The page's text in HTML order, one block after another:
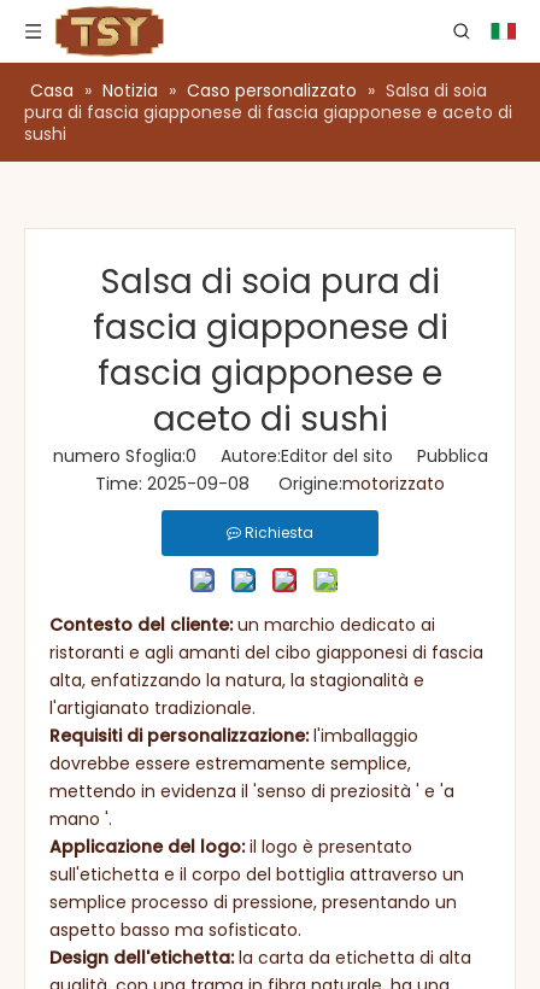
Casa » Notizia » Caso personalizzato » Salsa di soia
pura di fascia giapponese di fascia giapponese e aceto di
sushi
Salsa di soia pura di
fascia giapponese di
fascia giapponese e
aceto di sushi
numero Sfoglia:0 Autore:Editor del sito Pubblica
Time: 2025-09-08 Origine:motorizzato
Richiesta
Contesto del cliente:un marchio dedicato ai
ristoranti e agli amanti del cibo giapponesi di fascia
alta, enfatizzando la natura, la stagionalità e
l'artigianato tradizionale.
Requisiti di personalizzazione:l'imballaggio
dovrebbe essere estremamente semplice,
mettendo in evidenza il 'senso di preziosità ' e 'a
mano '.
Applicazione del logo:il logo è presentato
sull'etichetta e il corpo del bottiglia attraverso un
semplice processo di pressione, presentando un
aspetto basso ma sofisticato.
Design dell'etichetta:la carta da etichetta di alta